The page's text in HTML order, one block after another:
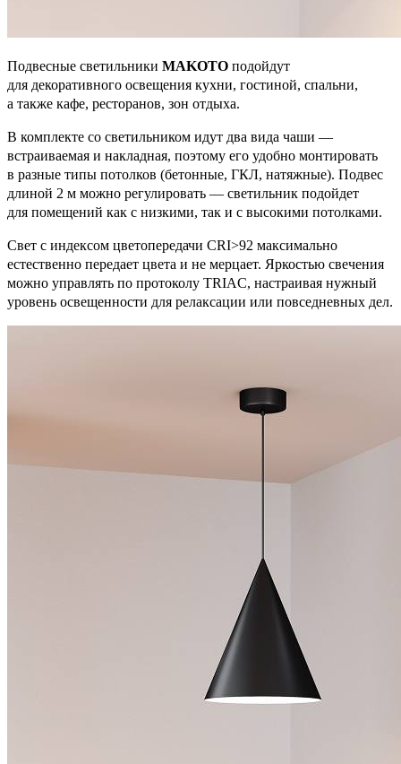
Подвесные светильники MAKOTO подойдут
для декоративного освещения кухни, гостиной, спальни,
а также кафе, ресторанов, зон отдыха.
В комплекте со светильником идут два вида чаши —
встраиваемая и накладная, поэтому его удобно монтировать
в разные типы потолков (бетонные, ГКЛ, натяжные). Подвес
длиной 2 м можно регулировать — светильник подойдет
для помещений как с низкими, так и с высокими потолками.
Свет с индексом цветопередачи CRI>92 максимально
естественно передает цвета и не мерцает. Яркостью свечения
можно управлять по протоколу TRIAC, настраивая нужный
уровень освещенности для релаксации или повседневных дел.